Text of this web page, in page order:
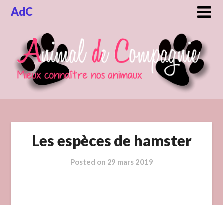
SkipAdC
Les espèces de hamster
Posted on 29 mars 2019